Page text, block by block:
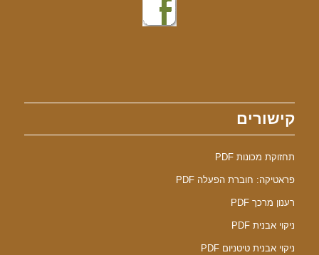
קישורים
תחזוקת מכונות PDF
פראטיקה: חוברת הפעלה PDF
רענון מרכך PDF
ניקוי אבנית PDF
ניקוי אבנית טיטניום PDF